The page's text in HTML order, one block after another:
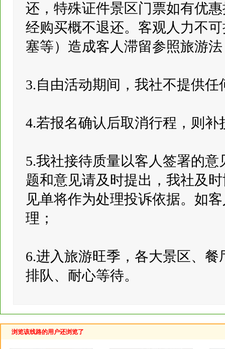
还，特殊证件景区门票如有优
经购买概不退还。客观人力不
塞等）造成客人滞留参照旅游
3.自由活动期间，我社不提供
4.若报名确认后取消行程，则补
5.我社接待质量以客人签署的
题和意见请及时提出，我社及
见单将作为处理投诉依据。如
理；
6.进入旅游旺季，各大景区、
排队、耐心等待。
浏览该线路的用户还浏览了